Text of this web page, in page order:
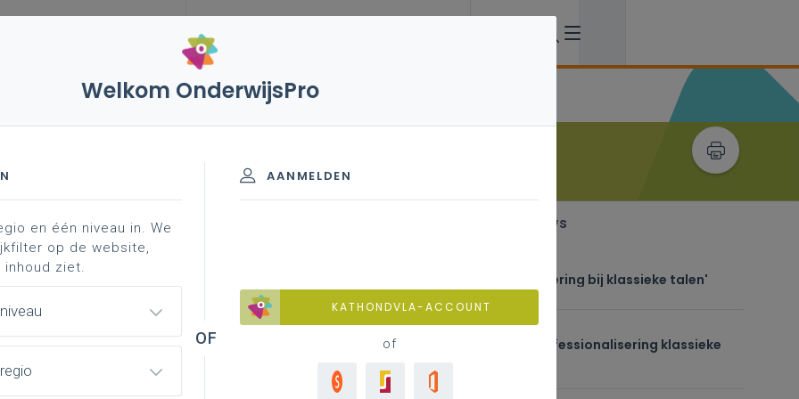
was hier'
Recent verwant nieuws
Podcastreeks 'Actualisering bij klassieke talen'
Behoeftebevraging professionalisering klassieke
Welkom OnderwijsPro
AANMELDEN
KATHONDVLA-ACCOUNT
of
en één niveau in. We
op de website,
ziet.